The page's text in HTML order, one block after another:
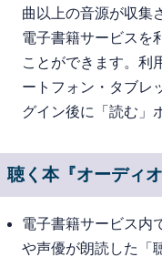
曲以上の音源が収集
電子書籍サービスを
ことができます。利
ートフォン・タブレ
グイン後に「読む」
聴く本『オーディオ
電子書籍サービス内
や声優が朗読した「